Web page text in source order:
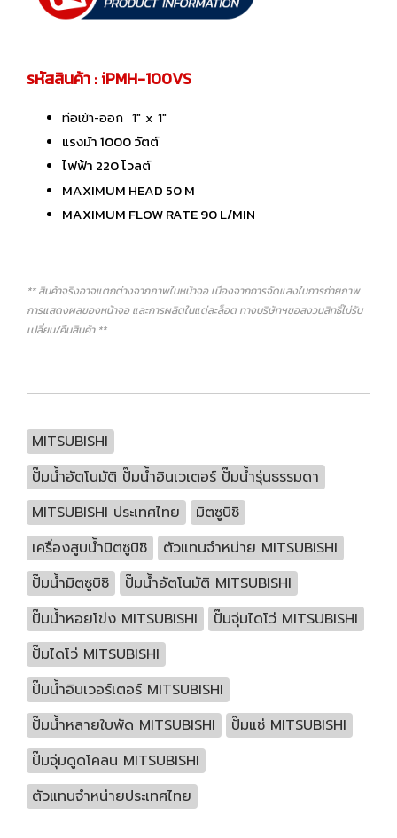
รหัสสินค้า : iPMH-100VS
ท่อเข้า-ออก 1" x 1"
แรงม้า 1000 วัตต์
ไฟฟ้า 220 โวลต์
MAXIMUM HEAD 50 M
MAXIMUM FLOW RATE 90 L/MIN
** สินค้าจริงอาจแตกต่างจากภาพในหน้าจอ เนื่องจากการจัดแสงในการถ่ายภาพ
การแสดงผลของหน้าจอ และการผลิตในแต่ละล็อต ทางบริษัทฯขอสงวนสิทธิ์ไม่รับ
เปลี่ยน/คืนสินค้า **
MITSUBISHI
ปั๊มน้ำอัตโนมัติ ปั๊มน้ำอินเวเตอร์ ปั๊มน้ำรุ่นธรรมดา
MITSUBISHI ประเทศไทย
มิตซูบิชิ
เครื่องสูบน้ำมิตซูบิชิ
ตัวแทนจำหน่าย MITSUBISHI
ปั๊มน้ำมิตซูบิชิ
ปั๊มน้ำอัตโนมัติ MITSUBISHI
ปั๊มน้ำหอยโข่ง MITSUBISHI
ปั๊มจุ่มไดโว่ MITSUBISHI
ปั๊มไดโว่ MITSUBISHI
ปั๊มน้ำอินเวอร์เตอร์ MITSUBISHI
ปั๊มน้ำหลายใบพัด MITSUBISHI
ปั๊มแช่ MITSUBISHI
ปั๊มจุ่มดูดโคลน MITSUBISHI
ตัวแทนจำหน่ายประเทศไทย